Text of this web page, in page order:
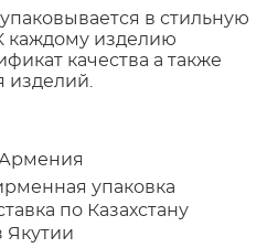
в стильную
каждому изделию
качества а также
изделий.
упаковка
по Казахстану
Якутии